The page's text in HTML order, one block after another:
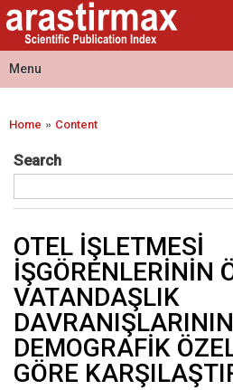
Skip to
main
content
Arastirmax
- Scientific
Publication
Index
Arastirmax
Scientific
Publication
Index
Menu
Main menu
You are here
Home » Content
Search
OTEL İŞLETMESİ
İŞGÖRENLERİNİN
VATANDAŞLIK
DAVRANIŞLARININ
DEMOGRAFİK
GÖRE